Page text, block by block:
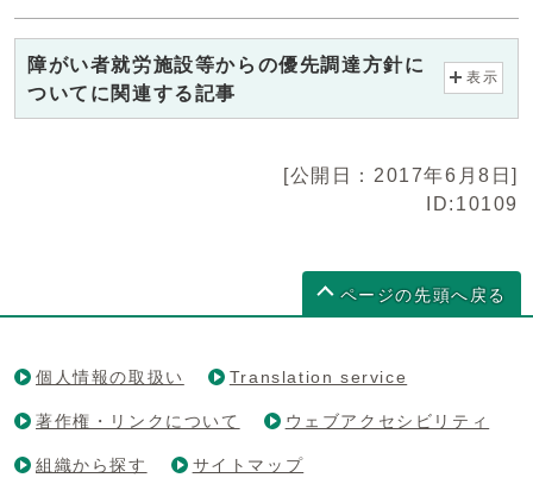
障がい者就労施設等からの優先調達方針に
ついてに関連する記事
表示
[公開日：2017年6月8日]
ID:10109
ページの先頭へ戻る
個人情報の取扱い Translation service
著作権・リンクについて ウェブアクセシビリティ
組織から探す サイトマップ